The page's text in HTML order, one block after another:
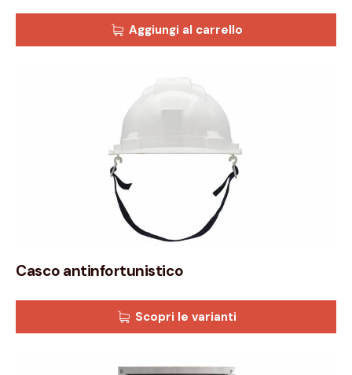
Aggiungi al carrello
Casco antinfortunistico
Scopri le varianti